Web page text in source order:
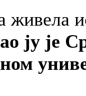
живела
ју је